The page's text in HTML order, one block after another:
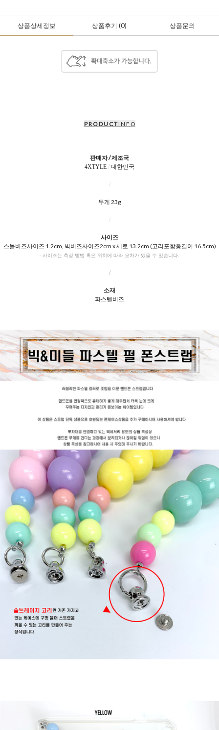
상품상세정보 상품후기 (0) 상품문의
P R O D U C TI N F O
판매자 / 제조국
4XTYLE / 대한민국
/
무게 23g
/
사이즈
스몰비즈사이즈 1.2cm, 빅비즈사이즈2cm x 세로 13.2cm (고리포함총길이 16.5cm)
- 사이즈는 측정 방법 혹은 위치에 따라 오차가 있을 수 있습니다.
/
소재
파스텔비즈